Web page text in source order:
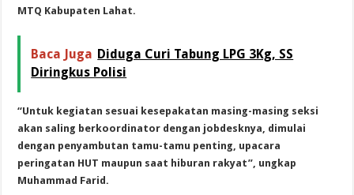
MTQ Kabupaten Lahat.
Baca Juga Diduga Curi Tabung LPG 3Kg, SS
Diringkus Polisi
“Untuk kegiatan sesuai kesepakatan masing-masing seksi
akan saling berkoordinator dengan jobdesknya, dimulai
dengan penyambutan tamu-tamu penting, upacara
peringatan HUT maupun saat hiburan rakyat”, ungkap
Muhammad Farid.